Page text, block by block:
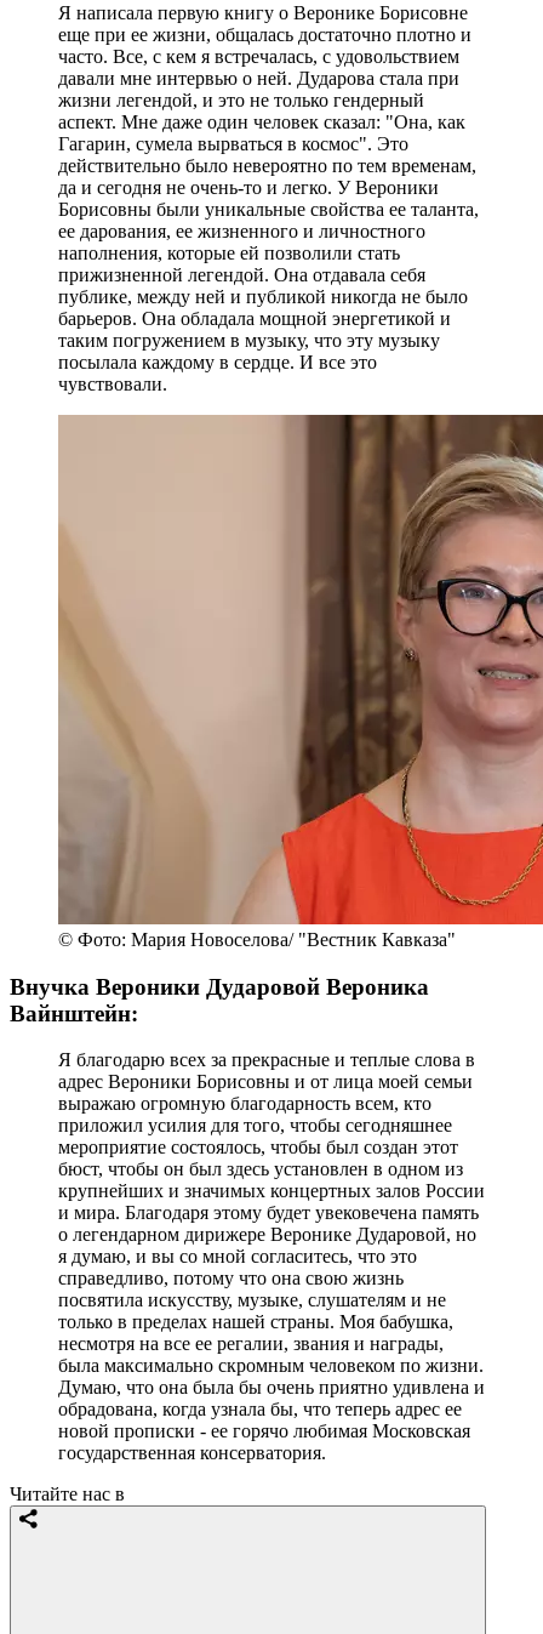
Я написала первую книгу о Веронике Борисовне
еще при ее жизни, общалась достаточно плотно и
часто. Все, с кем я встречалась, с удовольствием
давали мне интервью о ней. Дударова стала при
жизни легендой, и это не только гендерный
аспект. Мне даже один человек сказал: "Она, как
Гагарин, сумела вырваться в космос". Это
действительно было невероятно по тем временам,
да и сегодня не очень-то и легко. У Вероники
Борисовны были уникальные свойства ее таланта,
ее дарования, ее жизненного и личностного
наполнения, которые ей позволили стать
прижизненной легендой. Она отдавала себя
публике, между ней и публикой никогда не было
барьеров. Она обладала мощной энергетикой и
таким погружением в музыку, что эту музыку
посылала каждому в сердце. И все это
чувствовали.
© Фото: Мария Новоселова/ "Вестник Кавказа"
Внучка Вероники Дударовой Вероника
Вайнштейн:
Я благодарю всех за прекрасные и теплые слова в
адрес Вероники Борисовны и от лица моей семьи
выражаю огромную благодарность всем, кто
приложил усилия для того, чтобы сегодняшнее
мероприятие состоялось, чтобы был создан этот
бюст, чтобы он был здесь установлен в одном из
крупнейших и значимых концертных залов России
и мира. Благодаря этому будет увековечена память
о легендарном дирижере Веронике Дударовой, но
я думаю, и вы со мной согласитесь, что это
справедливо, потому что она свою жизнь
посвятила искусству, музыке, слушателям и не
только в пределах нашей страны. Моя бабушка,
несмотря на все ее регалии, звания и награды,
была максимально скромным человеком по жизни.
Думаю, что она была бы очень приятно удивлена и
обрадована, когда узнала бы, что теперь адрес ее
новой прописки - ее горячо любимая Московская
государственная консерватория.
Читайте нас в